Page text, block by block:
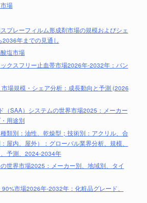
場
プレーフィルム形成剤市場の規模およびシェ
年までの見通し
塩市場
クスフリー止血帯市場2026年-2032年：バン
場規模・シェア分析：成長動向と予測 (2026
（SAA）システムの世界市場2025：メーカー
用途別
類別：油性、乾燥型；技術別：アクリル、合
屋内、屋外）：グローバル業界分析、規模、
予測、2024-2034年
世界市場2025：メーカー別、地域別、タイ
市場2026年-2032年：化粧品グレード、